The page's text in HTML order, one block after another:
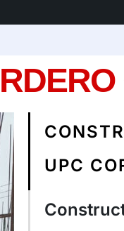
UPC